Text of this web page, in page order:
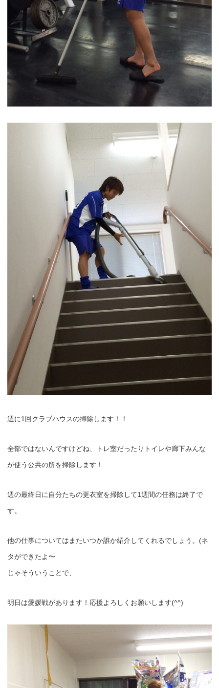
週に1回クラブハウスの掃除します！！
全部ではないんですけどね、トレ室だったりトイレや廊下みんな
が使う公共の所を掃除します！
週の最終日に自分たちの更衣室を掃除して1週間の任務は終了で
す。
他の仕事についてはまたいつか誰か紹介してくれるでしょう。(ネ
タができたよ〜
じゃそういうことで、
明日は愛媛戦があります！応援よろしくお願いします(^^)